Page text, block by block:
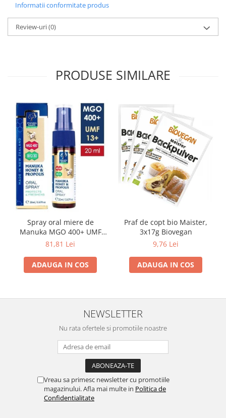
Informatii conformitate produs
Review-uri(0)
PRODUSE SIMILARE
Spray oral miere de
Manuka MGO 400+ UMF
13+ cu Propolis (20ml)
81,81 Lei
ADAUGA IN COS
Praf de copt bio Maister,
3x17g Biovegan
9,76 Lei
ADAUGA IN COS
NEWSLETTER
Nu rata ofertele si promotiile noastre
Vreau sa primesc newsletter cu promotiile
magazinului. Afla mai multe in Politica de
Confidentialitate